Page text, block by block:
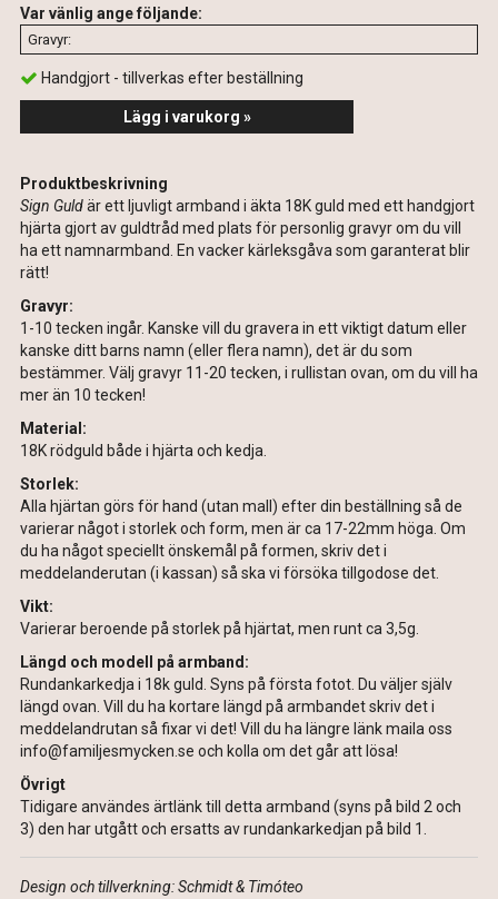
Var vänlig ange följande:
Handgjort - tillverkas efter beställning
Lägg i varukorg »
Produktbeskrivning
Sign Guldär ett ljuvligt armband i äkta 18K guld med ett handgjort
hjärta gjort av guldtråd med plats för personlig gravyr om du vill
ha ett namnarmband. En vacker kärleksgåva som garanterat blir
rätt!
Gravyr:
1-10 tecken ingår. Kanske vill du gravera in ett viktigt datum eller
kanske ditt barns namn (eller flera namn), det är du som
bestämmer. Välj gravyr 11-20 tecken, i rullistan ovan, om du vill ha
mer än 10 tecken!
Material:
18K rödguld både i hjärta och kedja.
Storlek:
Alla hjärtan görs för hand (utan mall) efter din beställning så de
varierar något i storlek och form, men är ca 17-22mm höga. Om
du ha något speciellt önskemål på formen, skriv det i
meddelanderutan (i kassan) så ska vi försöka tillgodose det.
Vikt:
Varierar beroende på storlek på hjärtat, men runt ca 3,5g.
Längd och modell på armband:
Rundankarkedja i 18k guld. Syns på första fotot. Du väljer själv
längd ovan. Vill du ha kortare längd på armbandet skriv det i
meddelandrutan så fixar vi det! Vill du ha längre länk maila oss
info@familjesmycken.se och kolla om det går att lösa!
Övrigt
Tidigare användes ärtlänk till detta armband (syns på bild 2 och
3) den har utgått och ersatts av rundankarkedjan på bild 1.
Design och tillverkning: Schmidt & Timóteo